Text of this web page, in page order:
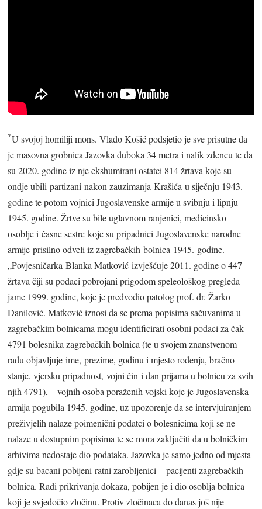
*U svojoj homiliji mons. Vlado Košić podsjetio je sve prisutne da
je masovna grobnica Jazovka duboka 34 metra i nalik zdencu te da
su 2020. godine iz nje ekshumirani ostatci 814 žrtava koje su
ondje ubili partizani nakon zauzimanja Krašića u siječnju 1943.
godine te potom vojnici Jugoslavenske armije u svibnju i lipnju
1945. godine. Žrtve su bile uglavnom ranjenici, medicinsko
osoblje i časne sestre koje su pripadnici Jugoslavenske narodne
armije prisilno odveli iz zagrebačkih bolnica 1945. godine.
„Povjesničarka Blanka Matković izvješćuje 2011. godine o 447
žrtava čiji su podaci pobrojani prigodom speleološkog pregleda
jame 1999. godine, koje je predvodio patolog prof. dr. Žarko
Danilović. Matković iznosi da se prema popisima sačuvanima u
zagrebačkim bolnicama mogu identificirati osobni podaci za čak
4791 bolesnika zagrebačkih bolnica (te u svojem znanstvenom
radu objavljuje ime, prezime, godinu i mjesto rođenja, bračno
stanje, vjersku pripadnost, vojni čin i dan prijama u bolnicu za svih
njih 4791), – vojnih osoba poraženih vojski koje je Jugoslavenska
armija pogubila 1945. godine, uz upozorenje da se intervjuiranjem
preživjelih nalaze poimenični podatci o bolesnicima koji se ne
nalaze u dostupnim popisima te se mora zaključiti da u bolničkim
arhivima nedostaje dio podataka. Jazovka je samo jedno od mjesta
gdje su bacani pobijeni ratni zarobljenici – pacijenti zagrebačkih
bolnica. Radi prikrivanja dokaza, pobijen je i dio osoblja bolnica
koji je svjedočio zločinu. Protiv zločinaca do danas još nije